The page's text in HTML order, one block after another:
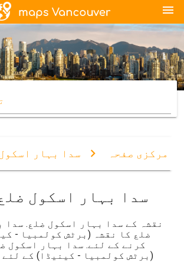
menu
مرکزی صفحہ سدا بہار
سدا بہار اسکول
نقشہ کے سدا بہار اسکول ضلع. سدا
ضلع کا نقشہ (برٹش کولمبیا -
کرنے کے لئے. سدا بہار اسکول
(برٹش کولمبیا - کینیڈا) کے لئے